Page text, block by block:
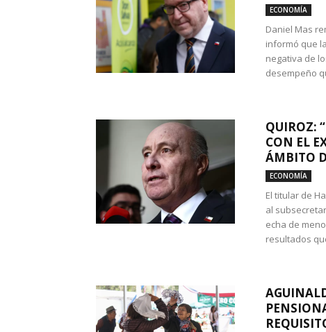
ECONOMÍA
Daniel Mas
informó que
negativa de
desempeño
QUIROZ:
CON EL
ÁMBITO
ECONOMÍA
El titular de
al
echa de
resultados